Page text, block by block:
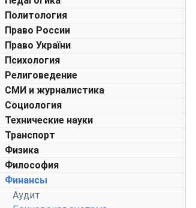
Политология
Право России
Право України
Психология
Религоведение
СМИ и журналистика
Социология
Технические науки
Транспорт
Физика
Философия
Финансы
Аудит